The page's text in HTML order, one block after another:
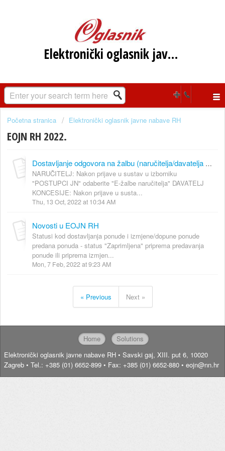
Elektronički oglasnik javne nabave RH
Početna stranica Elektronički oglasnik javne nabave RH
EOJN RH 2022.
Dostavljanje odgovora na žalbu (naručitelja/davatelja koncesije), priloga ili zahtjeva za odobrenjem nastavka postupka u postupcima javne nabave, koncesija i u ostalim slučajevima
NARUČITELJ: Nakon prijave u sustav u izborniku
"POSTUPCI JN" odaberite "E-žalbe naručitelja" DAVATELJ
KONCESIJE: Nakon prijave u susta...
Thu, 13 Oct, 2022 at 10:34 AM
Novosti u EOJN RH
Statusi kod dostavljanja ponude i izmjene/dopune ponude
predana ponuda - status "Zaprimljena" priprema predavanja
ponude ili priprema izmjen...
Mon, 7 Feb, 2022 at 9:23 AM
« Previous Next »
Home
Solutions
Elektronički oglasnik javne nabave RH • Savski gaj, XIII. put 6, 10020
Zagreb • Tel.: +385 (01) 6652-899 • Fax: +385 (01) 6652-880 • eojn@nn.hr